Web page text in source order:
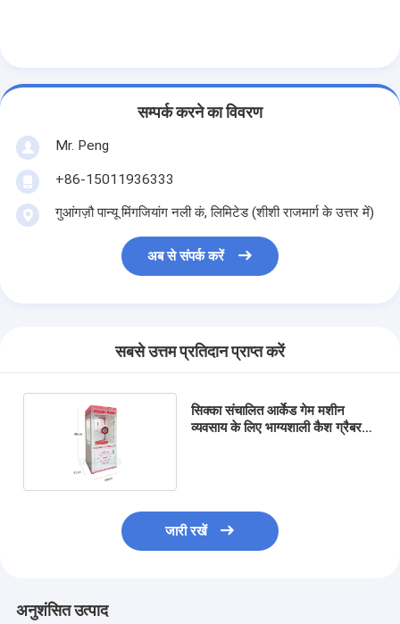
उद्धरण मांगें
खिलौना पंजा मशीन
कॉटन कैंडी मशीन
हथौड़ा मारने की खेल मशीन
सम्पर्क करने का विवरण
Mr. Peng
+86-15011936333
गुआंगज़ौ पान्यू मिंगजियांग नली कं, लिमिटेड (शीशी राजमार्ग के उत्तर में)
अब से संपर्क करें
सबसे उत्तम प्रतिदान प्राप्त करें
सिक्का संचालित आर्केड गेम मशीन
व्यवसाय के लिए भाग्यशाली कैश ग्रैबर
जारी रखें
अनुशंसित उत्पाद